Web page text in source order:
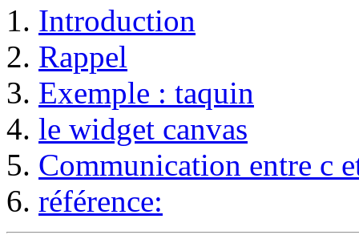
Introduction
Rappel
Exemple : taquin
le widget canvas
Communication entre c
référence: